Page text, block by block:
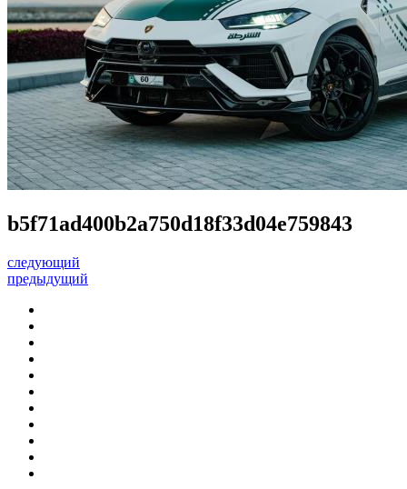
b5f71ad400b2a750d18f33d04e759843
следующий
предыдущий